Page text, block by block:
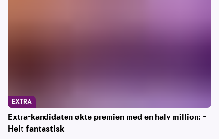
Extra-kandidaten økte premien med en halv million: –
Helt fantastisk
EXTRA